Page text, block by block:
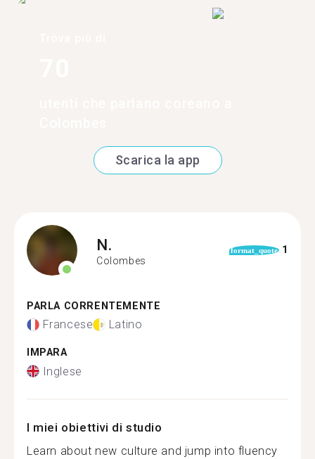
Scarica la app
N.
Colombes
format_quote 1
PARLA CORRENTEMENTE
Francese Latino
IMPARA
Inglese
I miei obiettivi di studio
Learn about new culture and jump into fluency